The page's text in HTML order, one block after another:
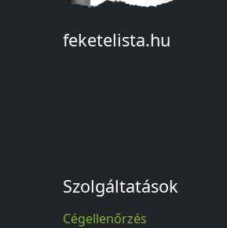
feketelista.hu
Szolgáltatások
Cégellenőrzés